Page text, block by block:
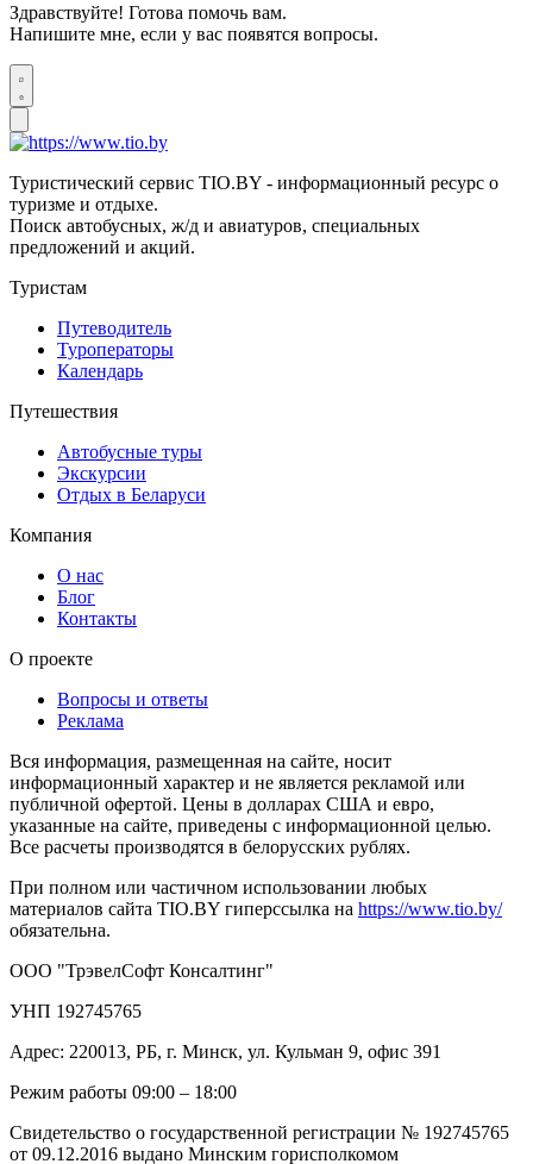
Здравствуйте! Готова помочь вам.
Напишите мне, если у вас появятся вопросы.
Туристический сервис TIO.BY - информационный ресурс о
туризме и отдыхе.
Поиск автобусных, ж/д и авиатуров, специальных
предложений и акций.
Туристам
Путеводитель
Туроператоры
Календарь
Путешествия
Автобусные туры
Экскурсии
Отдых в Беларуси
Компания
О нас
Блог
Контакты
О проекте
Вопросы и ответы
Реклама
Вся информация, размещенная на сайте, носит
информационный характер и не является рекламой или
публичной офертой. Цены в долларах США и евро,
указанные на сайте, приведены с информационной целью.
Все расчеты производятся в белорусских рублях.
При полном или частичном использовании любых
материалов сайта TIO.BY гиперссылка на https://www.tio.by/
обязательна.
ООО "ТрэвелСофт Консалтинг"
УНП 192745765
Адрес: 220013, РБ, г. Минск, ул. Кульман 9, офис 391
Режим работы 09:00 – 18:00
Свидетельство о государственной регистрации № 192745765
от 09.12.2016 выдано Минским горисполкомом